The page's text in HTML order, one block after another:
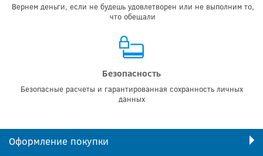
Вернем деньги, если не будешь удовлетворен или не выполним то,
что обещали
Безопасность
Безопасные расчеты и гарантированная сохранность личных
данных
Оформление покупки